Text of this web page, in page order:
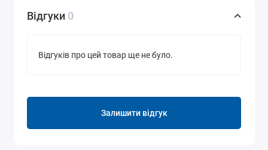
Відгуки 0
Відгуків про цей товар ще не було.
Залишити відгук